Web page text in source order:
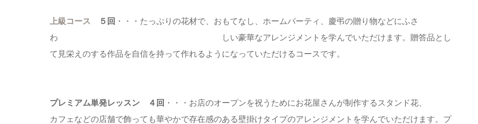
上級コース ５回 ・・・たっぷりの花材で、おもてなし、ホームパーティ、慶弔の贈り物などにふさ
わ しい豪華なアレンジメントを学んでいただけます。贈答品とし
て見栄えのする作品を自信を持って作れるようになっていただけるコースです。
プレミアム単発レッスン ４回 ・・・お店のオープンを祝うためにお花屋さんが制作するスタンド花、
カフェなどの店舗で飾っても華やかで存在感のある壁掛けタイプのアレンジメントを学んでいただけます。プ